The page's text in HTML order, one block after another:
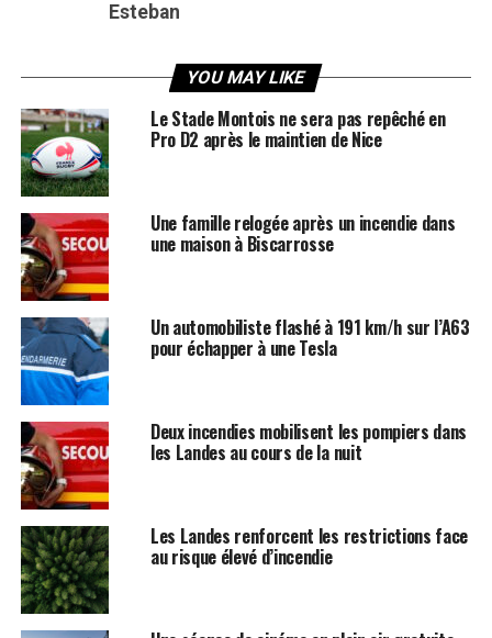
Esteban
YOU MAY LIKE
Le Stade Montois ne sera pas repêché en
Pro D2 après le maintien de Nice
Une famille relogée après un incendie dans
une maison à Biscarrosse
Un automobiliste flashé à 191 km/h sur l’A63
pour échapper à une Tesla
Deux incendies mobilisent les pompiers dans
les Landes au cours de la nuit
Les Landes renforcent les restrictions face
au risque élevé d’incendie